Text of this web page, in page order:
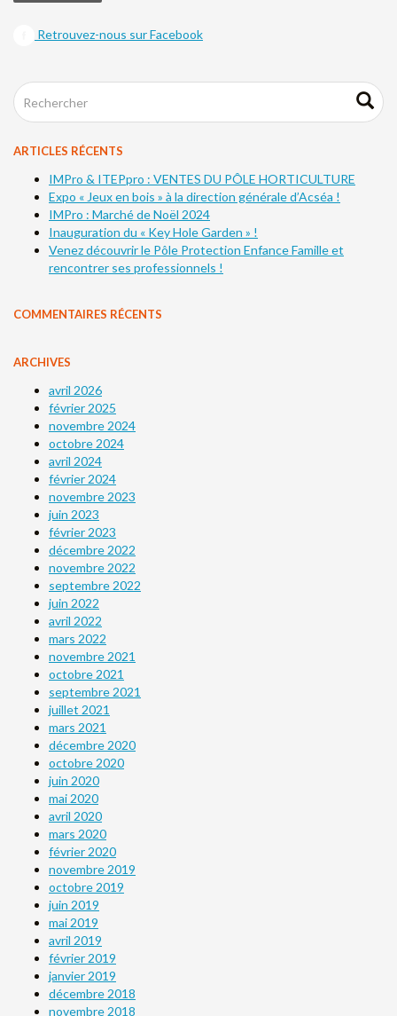
Retrouvez-nous sur Facebook
ARTICLES RÉCENTS
IMPro & ITEPpro : VENTES DU PÔLE HORTICULTURE
Expo « Jeux en bois » à la direction générale d’Acséa !
IMPro : Marché de Noël 2024
Inauguration du « Key Hole Garden » !
Venez découvrir le Pôle Protection Enfance Famille et
rencontrer ses professionnels !
COMMENTAIRES RÉCENTS
ARCHIVES
avril 2026
février 2025
novembre 2024
octobre 2024
avril 2024
février 2024
novembre 2023
juin 2023
février 2023
décembre 2022
novembre 2022
septembre 2022
juin 2022
avril 2022
mars 2022
novembre 2021
octobre 2021
septembre 2021
juillet 2021
mars 2021
décembre 2020
octobre 2020
juin 2020
mai 2020
avril 2020
mars 2020
février 2020
novembre 2019
octobre 2019
juin 2019
mai 2019
avril 2019
février 2019
janvier 2019
décembre 2018
novembre 2018